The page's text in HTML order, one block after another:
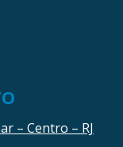
– Centro – RJ